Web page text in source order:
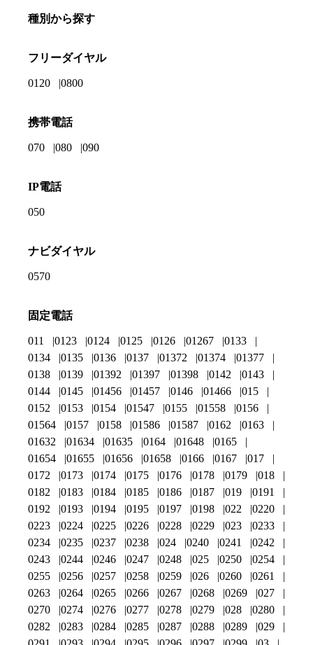
種別から探す
フリーダイヤル
0120 0800
携帯電話
070 080 090
IP電話
050
ナビダイヤル
0570
固定電話
011 0123 0124 0125 0126 01267
0133
0134
0135 0136 0137 01372 01374
01377
0138
0139 01392 01397 01398 0142
0143
0144
0145 01456 01457 0146 01466
015
0152
0153 0154 01547 0155 01558
0156
01564
0157 0158 01586 01587 0162
0163
01632
01634 01635 0164 01648
0165
01654
01655 01656 01658 0166 0167
017
0172
0173 0174 0175 0176 0178 0179
018
0182
0183 0184 0185 0186 0187 019
0191
0192
0193 0194 0195 0197 0198 022
0220
0223
0224 0225 0226 0228 0229 023
0233
0234
0235 0237 0238 024 0240 0241
0242
0243
0244 0246 0247 0248 025 0250
0254
0255
0256 0257 0258 0259 026 0260
0261
0263
0264 0265 0266 0267 0268 0269
027
0270
0274 0276 0277 0278 0279 028
0280
0282
0283 0284 0285 0287 0288 0289
029